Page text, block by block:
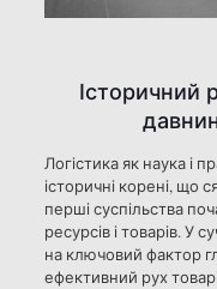
Історичний
Логістика як наука і
історичні корені, що
перші суспільства
ресурсів і товарів. У
на ключовий фактор
ефективний рух